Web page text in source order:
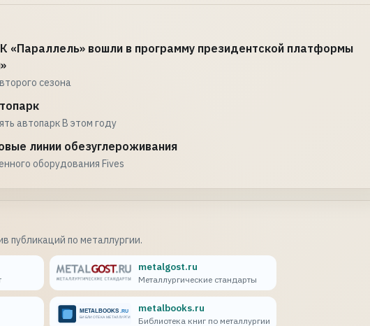
«Параллель» вошли в программу президентской платформы
сезона
автопарк В этом году
линии обезуглероживания
оборудования Fives
публикаций по металлургии.
metalgost.ru
Металлургические стандарты
metalbooks.ru
Библиотека книг по металлургии